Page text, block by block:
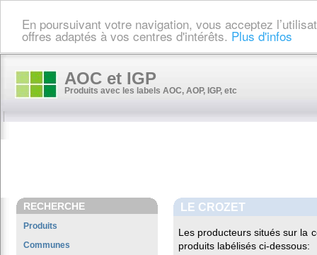
En poursuivant votre navigation, vous acceptez
offres adaptés à vos centres d'intérêts. Plus d'infos
AOC et IGP
Produits avec les labels AOC, AOP, IGP, etc
RECHERCHE
Produits
Communes
LE CROZET
Les producteurs situés sur la
produits labélisés ci-dessous: